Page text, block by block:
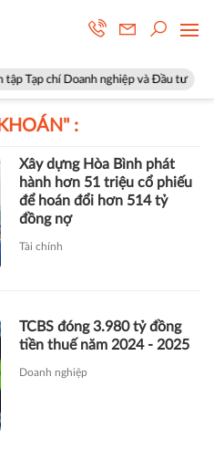
chí Doanh nghiệp và Đầu tư
" :
Xây dựng Hòa Bình phát
hành hơn 51 triệu cổ phiếu
để hoán đổi hơn 514 tỷ
đồng nợ
Tài chính
TCBS đóng 3.980 tỷ đồng
tiền thuế năm 2024 - 2025
Doanh nghiệp